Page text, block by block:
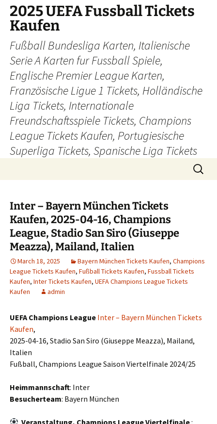
Skip
content
2025 UEFA Fussball Tickets
Kaufen
Fußball Bundesliga Karten, Italienische
Serie A Karten fur Fussball Spiele,
Englische Premier League Karten,
Französische Ligue 1 Tickets, Holländische
Liga Tickets, Internationale
Freundschaftsspiele Tickets, Champions
League Tickets Kaufen, Portugiesische
Superliga Tickets, Spanische Liga Tickets
Search
for:
Inter – Bayern München Tickets
Kaufen, 2025-04-16, Champions
League, Stadio San Siro (Giuseppe
Meazza), Mailand, Italien
March 18, 2025 Bayern München Tickets Kaufen, Champions
League Tickets Kaufen, Fußball Tickets Kaufen, Fussball Tickets
Kaufen, Inter Tickets Kaufen, UEFA Champions League Tickets
Kaufen
admin
UEFA Champions League Inter – Bayern München Tickets
Kaufen,
2025-04-16, Stadio San Siro (Giuseppe Meazza), Mailand,
Italien
Fußball, Champions League Saison Viertelfinale 2024/25
Heimmannschaft: Inter
Besucherteam: Bayern München
Veranstaltung, Champions League Viertelfinale: